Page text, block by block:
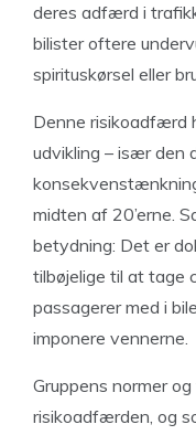
deres adfærd i
bilister oftere
spirituskørsel eller
Denne risikoadfærd
udvikling – især den
midten af 20’erne.
betydning: Det er
tilbøjelige til at tage
passagerer med i
imponere vennerne.
Gruppens normer
risikoadfærden, og